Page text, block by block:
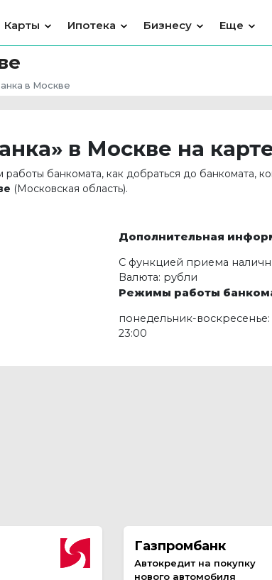
Карты Ипотека Бизнесу Еще
в Москве
в Москве на
банкомата, как добраться до банкомата,
(Московская область).
Дополнительная
С функцией приема
Валюта: рубли
Режимы работы
понедельник-
23:00
Газпромбанк
Автокредит на покупку
нового автомобиля